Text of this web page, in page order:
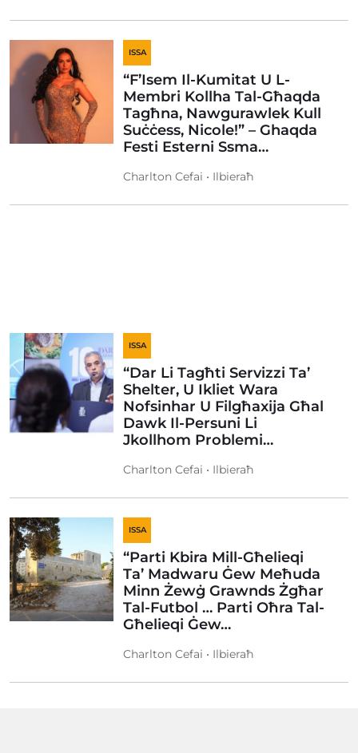
ISSA
“F’Isem Il-Kumitat U L-
Membri Kollha Tal-Għaqda
Tagħna, Nawgurawlek Kull
Suċċess, Nicole!” – Ghaqda
Festi Esterni Ssma…
Charlton Cefai • Ilbieraħ
ISSA
“Dar Li Tagħti Servizzi Ta’
Shelter, U Ikliet Wara
Nofsinhar U Filgħaxija Għal
Dawk Il-Persuni Li
Jkollhom Problemi…
Charlton Cefai • Ilbieraħ
ISSA
“Parti Kbira Mill-Għelieqi
Ta’ Madwaru Ġew Meħuda
Minn Żewġ Grawnds Żgħar
Tal-Futbol … Parti Oħra Tal-
Għelieqi Ġew…
Charlton Cefai • Ilbieraħ